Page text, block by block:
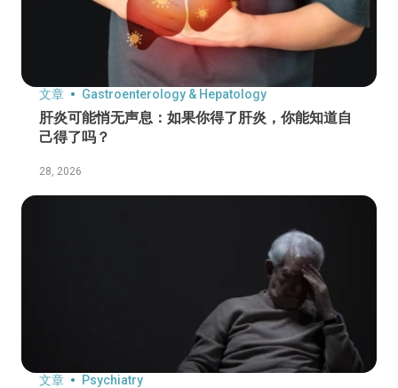
文章 Gastroenterology & Hepatology
肝炎可能悄无声息：如果你得了肝炎，你能知道自
己得了吗？
28, 2026
文章 Psychiatry